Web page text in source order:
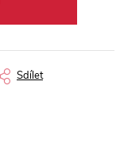
Sdílet